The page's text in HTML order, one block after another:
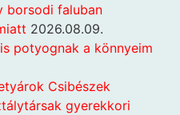
borsodi faluban
2026.08.09.
potyognak a könnyeim
Csibészek
gyerekkori